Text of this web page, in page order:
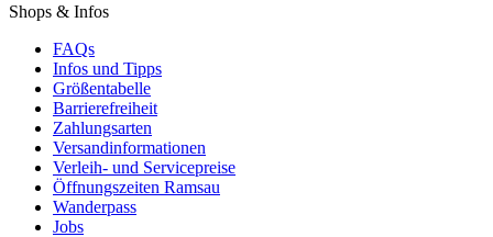
Shops & Infos
FAQs
Infos und Tipps
Größentabelle
Barrierefreiheit
Zahlungsarten
Versandinformationen
Verleih- und Servicepreise
Öffnungszeiten Ramsau
Wanderpass
Jobs